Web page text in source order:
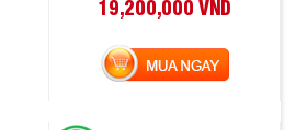
19,200,000 VND
MUA NGAY